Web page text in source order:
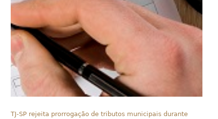
TJ-SP rejeita prorrogação de tributos municipais durante